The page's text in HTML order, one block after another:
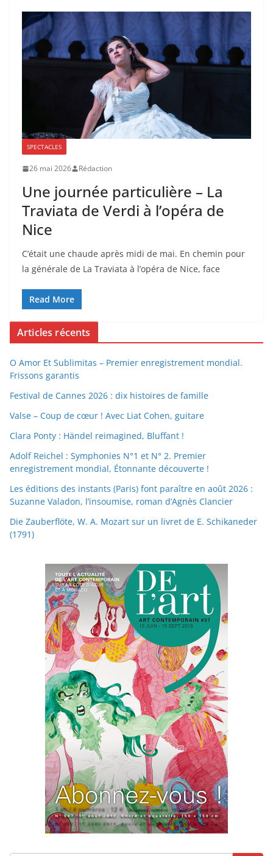
SPECTACLES
26 mai 2026 Rédaction
Une journée particulière – La
Traviata de Verdi à l’opéra de
Nice
C’était une chaude après midi de mai. En chemin pour
la générale de La Traviata à l’opéra de Nice, face
Read More
Articles récents
O Amor Et Sublimitas – Premier enregistrement mondial.
Frissons garantis
Festival de Cannes 2026 : dix histoires de famille
Valse – Coup de cœur ! Avec Liat Cohen, guitare
Clara Ponty : Händel reimagined, Bluffant !
Adolf Reichel : Symphonies N°1 et N° 2. Premier
enregistrement mondial, Étonnante découverte !
Les éditions des instants (Paris) font paraître en août 2026 :
Suzanne Valadon, l’insoumise, roman d’Agnès Clancier
Die Zauberflöte, W. A. Mozart sur un livret de E. Schikaneder
(1791)